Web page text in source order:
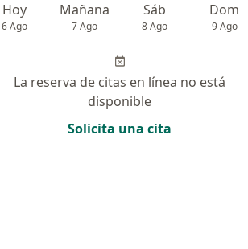
Hoy
6 Ago
Mañana
7 Ago
Sáb
8 Ago
Dom
9 Ago
La reserva de citas en línea no está
disponible
Solicita una cita